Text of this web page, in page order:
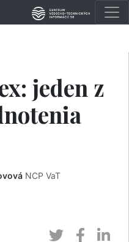
jeden z
NCP VaT